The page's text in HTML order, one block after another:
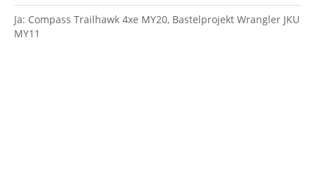
Ja: Compass Trailhawk 4xe MY20, Bastelprojekt Wrangler JKU
MY11